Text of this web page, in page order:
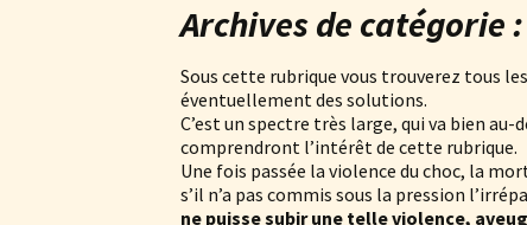
Archives de catégorie
Sous cette rubrique vous trouverez tous
éventuellement des solutions.
C’est un spectre très large, qui va bien
comprendront l’intérêt de cette rubrique.
Une fois passée la violence du choc, la
s’il n’a pas commis sous la pression
ne puisse subir une telle violence,